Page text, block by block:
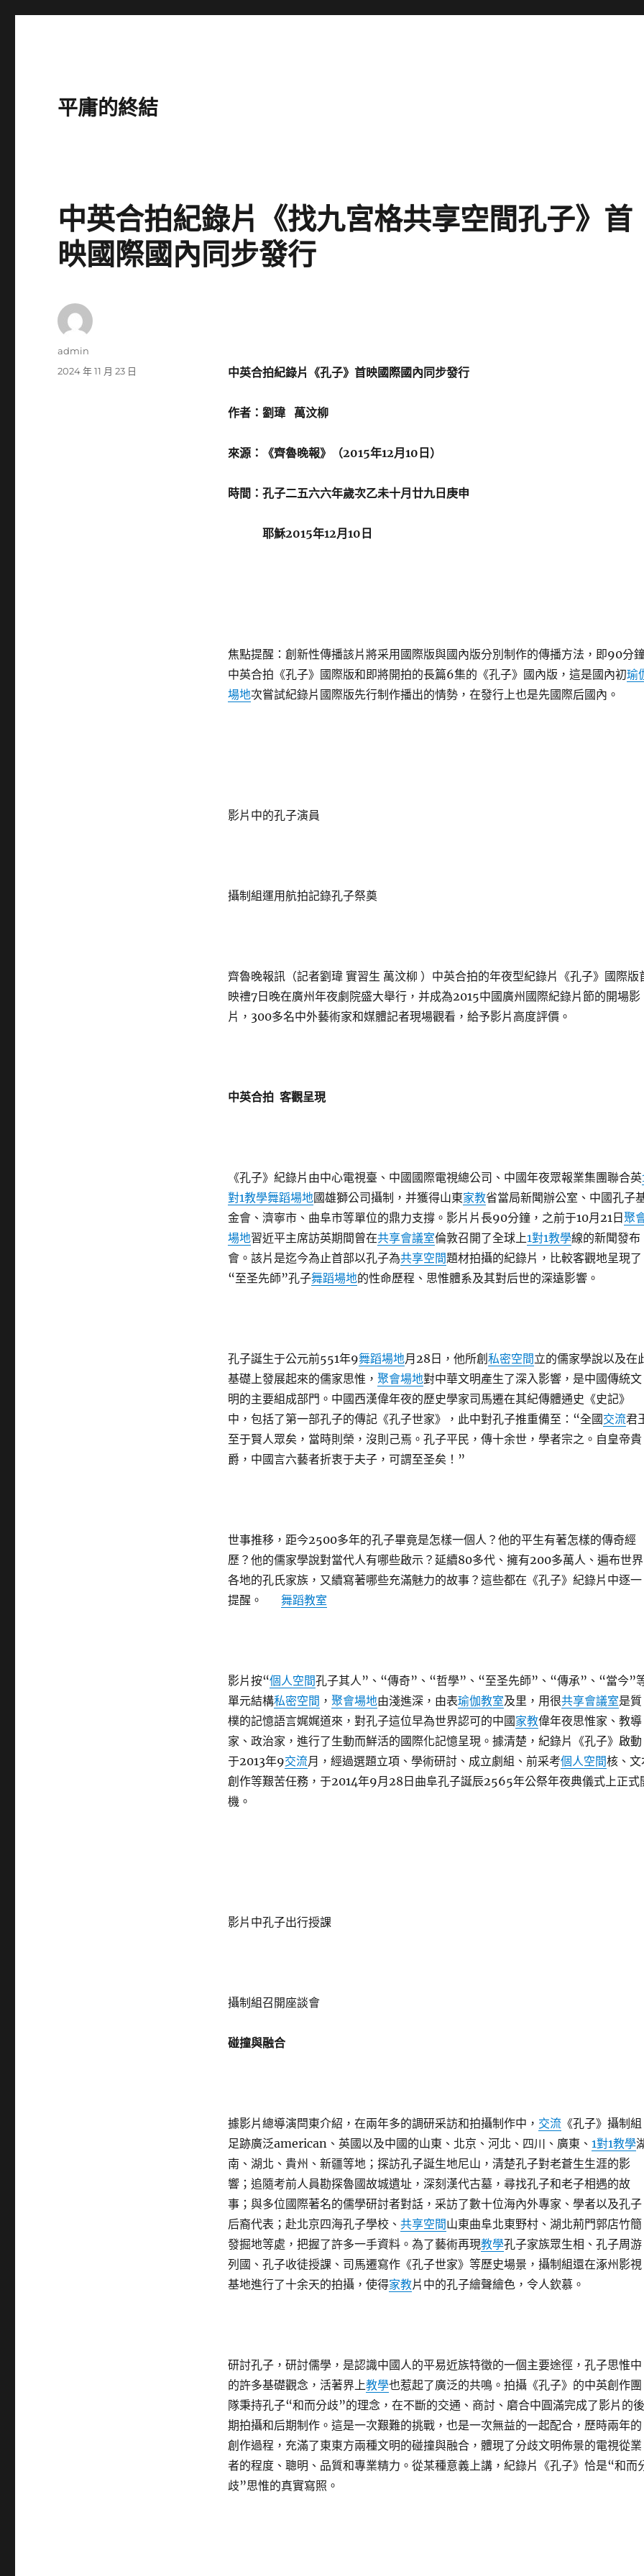
平庸的終結
中英合拍紀錄片《找九宮格共享空間孔子》首
映國際國內同步發行
中英合拍紀錄片《孔子》首映國際國內同步發行
作者：劉瑋 萬汶柳
來源：《齊魯晚報》（2015年12月10日）
時間：孔子二五六六年歲次乙未十月廿九日庚申
耶穌2015年12月10日
焦點提醒：創新性傳播該片將采用國際版與國內版分別制作的傳播方法，即90分
中英合拍《孔子》國際版和即將開拍的長篇6集的《孔子》國內版，這是國內初瑜
場地次嘗試紀錄片國際版先行制作播出的情勢，在發行上也是先國際后國內。
影片中的孔子演員
攝制組運用航拍記錄孔子祭奠
齊魯晚報訊（記者劉瑋 實習生 萬汶柳 ）中英合拍的年夜型紀錄片《孔子》國際版
映禮7日晚在廣州年夜劇院盛大舉行，并成為2015中國廣州國際紀錄片節的開場影
片，300多名中外藝術家和媒體記者現場觀看，給予影片高度評價。
中英合拍 客觀呈現
《孔子》紀錄片由中心電視臺、中國國際電視總公司、中國年夜眾報業集團聯合英
對1教學舞蹈場地國雄獅公司攝制，并獲得山東家教省當局新聞辦公室、中國孔子
金會、濟寧市、曲阜市等單位的鼎力支撐。影片片長90分鐘，之前于10月21日 聚
場地習近平主席訪英期間曾在共享會議室倫敦召開了全球上1對1教學線的新聞發布
會。該片是迄今為止首部以孔子為共享空間題材拍攝的紀錄片，比較客觀地呈現了
“至圣先師”孔子舞蹈場地的性命歷程、思惟體系及其對后世的深遠影響。
孔子誕生于公元前551年9舞蹈場地月28日，他所創 私密空間立的儒家學說以及在
基礎上發展起來的儒家思惟， 聚會場地對中華文明產生了深入影響，是中國傳統文
明的主要組成部門。中國西漢偉年夜的歷史學家司馬遷在其紀傳體通史《史記》
中，包括了第一部孔子的傳記《孔子世家》，此中對孔子推重備至：“全國交流君
至于賢人眾矣，當時則榮，沒則己焉。孔子平民，傳十余世，學者宗之。自皇帝貴
爵，中國言六藝者折衷于夫子，可謂至圣矣！”
世事推移，距今2500多年的孔子畢竟是怎樣一個人？他的平生有著怎樣的傳奇經
歷？他的儒家學說對當代人有哪些啟示？延續80多代、擁有200多萬人、遍布世界
各地的孔氏家族，又續寫著哪些充滿魅力的故事？這些都在《孔子》紀錄片中逐一
提醒。 舞蹈教室
影片按“個人空間孔子其人”、“傳奇”、“哲學”、“至圣先師”、“傳承”、“當今”
單元結構私密空間 ， 聚會場地由淺進深，由表瑜伽教室及里，用很共享會議室是質
樸的記憶語言娓娓道來，對孔子這位早為世界認可的中國家教偉年夜思惟家、教導
家、政治家，進行了生動而鮮活的國際化記憶呈現。據清楚，紀錄片《孔子》啟動
于2013年9交流月，經過選題立項、學術研討、成立劇組、前采考個人空間核、文
創作等艱苦任務，于2014年9月28日曲阜孔子誕辰2565年公祭年夜典儀式上正式
機。
影片中孔子出行授課
攝制組召開座談會
碰撞與融合
據影片總導演閆東介紹，在兩年多的調研采訪和拍攝制作中， 交流 《孔子》攝制組
足跡廣泛american、英國以及中國的山東、北京、河北、四川、廣東、 1對1教學
南、湖北、貴州、新疆等地；探訪孔子誕生地尼山，清楚孔子對老蒼生生涯的影
響；追隨考前人員勘探魯國故城遺址，深刻漢代古墓，尋找孔子和老子相遇的故
事；與多位國際著名的儒學研討者對話，采訪了數十位海內外專家、學者以及孔子
后裔代表；赴北京四海孔子學校、 共享空間山東曲阜北東野村、湖北荊門郭店竹簡
發掘地等處，把握了許多一手資料。為了藝術再現教學孔子家族眾生相、孔子周游
列國、孔子收徒授課、司馬遷寫作《孔子世家》等歷史場景，攝制組還在涿州影視
基地進行了十余天的拍攝，使得家教片中的孔子繪聲繪色，令人欽慕。
研討孔子，研討儒學，是認識中國人的平易近族特徵的一個主要途徑，孔子思惟中
的許多基礎觀念，活著界上教學也惹起了廣泛的共鳴。拍攝《孔子》的中英創作團
隊秉持孔子“和而分歧”的理念，在不斷的交通、商討、磨合中圓滿完成了影片的後
期拍攝和后期制作。這是一次艱難的挑戰，也是一次無益的一起配合，歷時兩年的
創作過程，充滿了東東方兩種文明的碰撞與融合，體現了分歧文明佈景的電視從業
者的程度、聰明、品質和專業精力。從某種意義上講，紀錄片《孔子》恰是“和而
歧”思惟的真實寫照。
作
admin
發
2024 年 11 月 23 日